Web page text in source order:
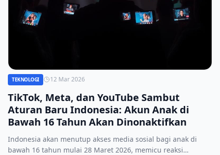
TEKNOLOGI 12 Mar 2026
TikTok, Meta, dan YouTube Sambut
Aturan Baru Indonesia: Akun Anak di
Bawah 16 Tahun Akan Dinonaktifkan
Indonesia akan menutup akses media sosial bagi anak di
bawah 16 tahun mulai 28 Maret 2026, memicu reaksi